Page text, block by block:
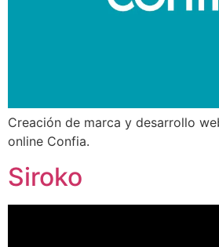
Creación de marca y desarrollo
online Confia.
Siroko